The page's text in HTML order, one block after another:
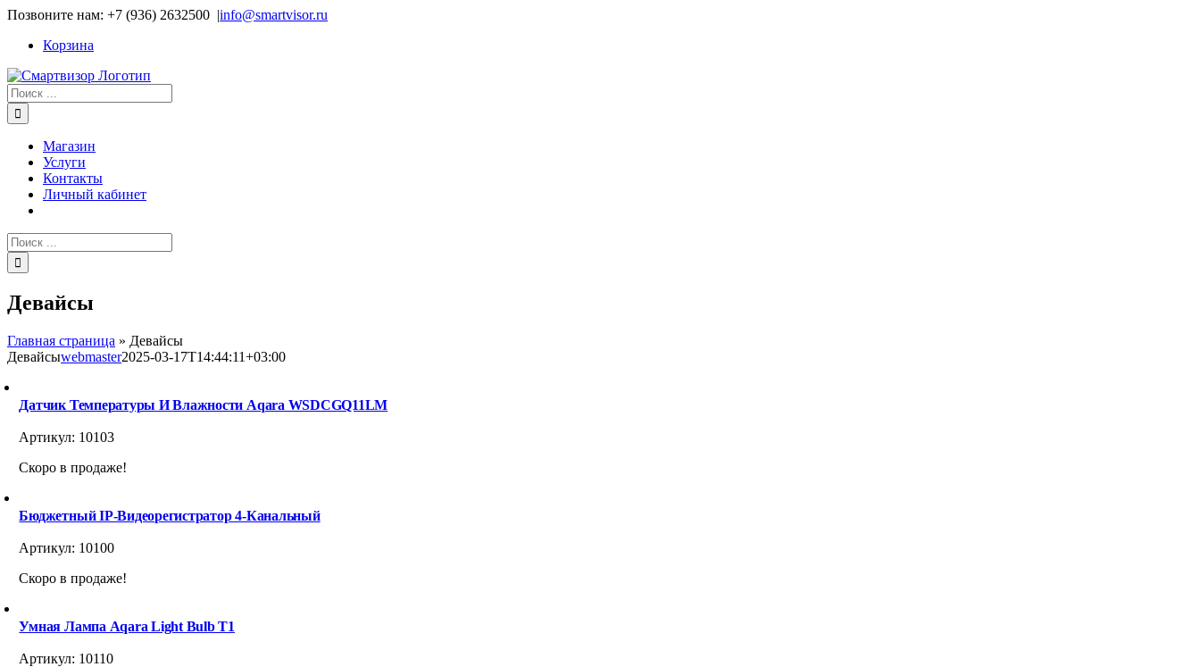
Skip
content
Позвоните нам: +7 (936) 2632500 |info@smartvisor.ru
Корзина
Результат
поиска:
Магазин
Услуги
Контакты
Личный кабинет
Результат
поиска:
Девайсы
Главная страница » Девайсы
Девайсыwebmaster2025-03-17T14:44:11+03:00
Датчик Температуры И Влажности Aqara WSDCGQ11LM
Артикул: 10103
Скоро в продаже!
Бюджетный IP-Видеорегистратор 4-Канальный
Артикул: 10100
Скоро в продаже!
Умная Лампа Aqara Light Bulb T1
Артикул: 10110